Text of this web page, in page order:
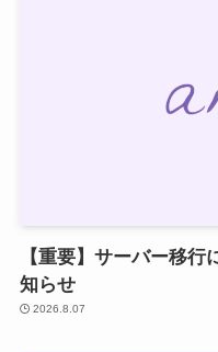
【重要】サーバー移
知らせ
2026.8.07